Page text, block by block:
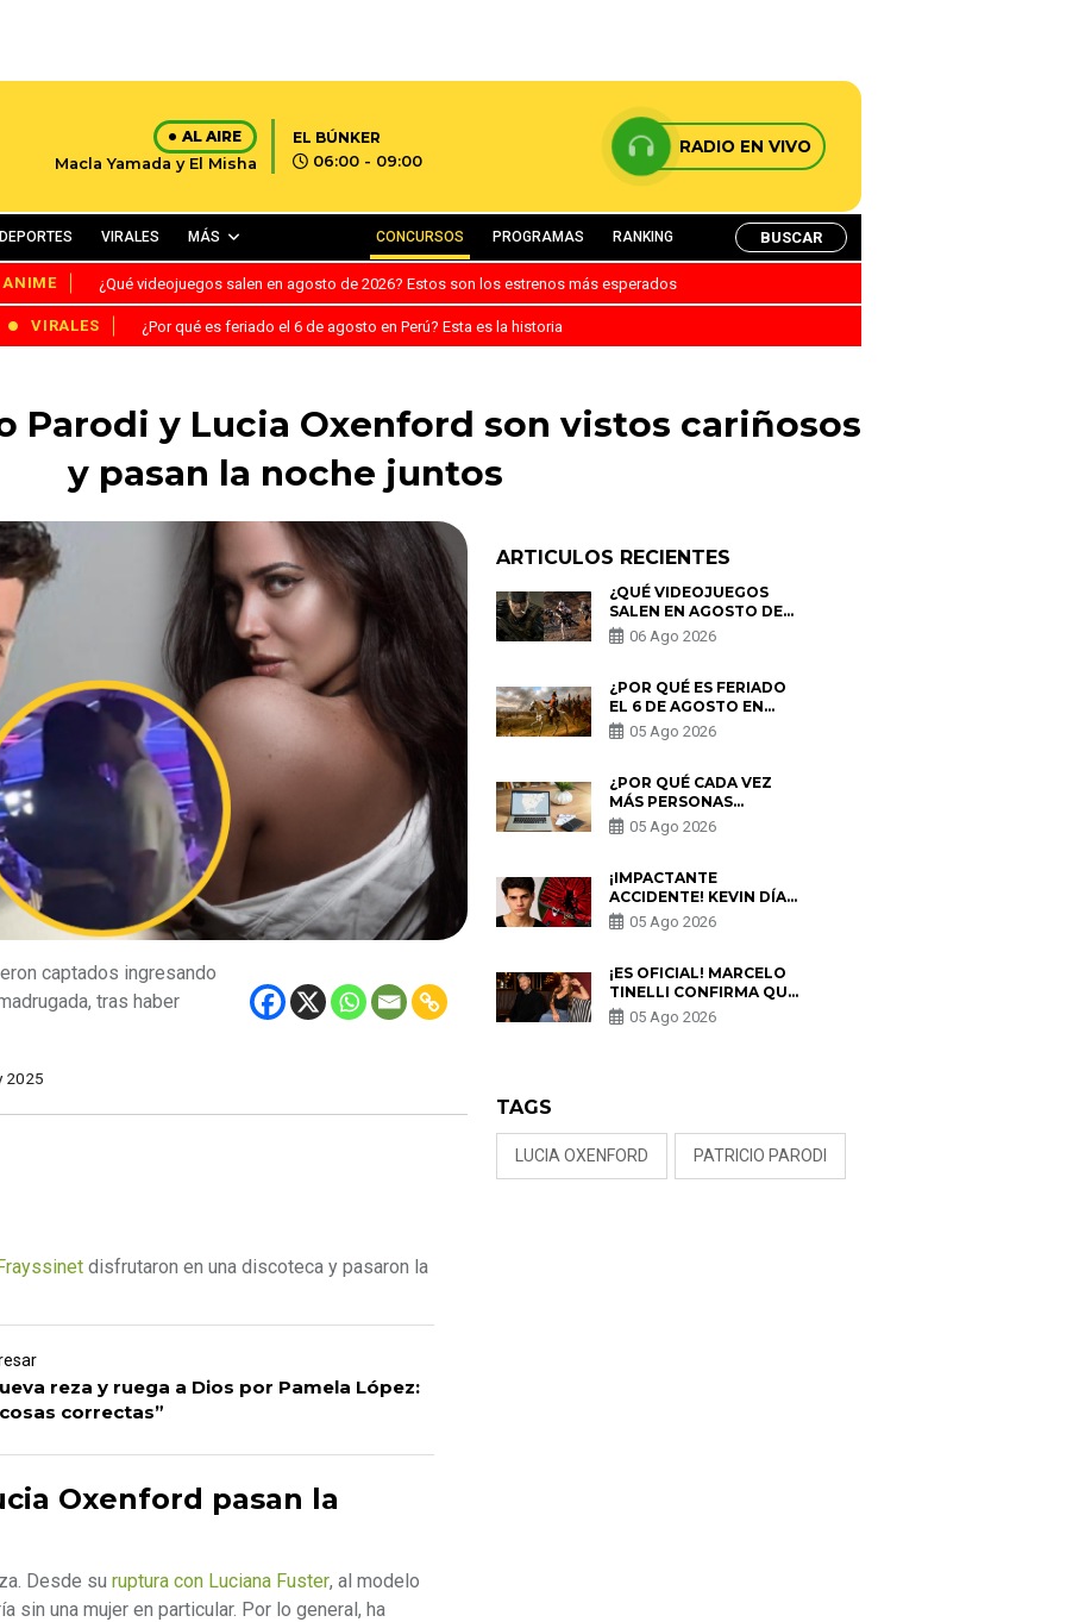
AL AIRE
Macla Yamada y El Misha
EL BÚNKER
06:00 - 09:00
RADIO EN VIVO
DEPORTES VIRALES MÁS CONCURSOS PROGRAMAS RANKING BUSCAR
ANIME ¿Qué videojuegos salen en agosto de 2026? Estos son los estrenos más esperados
VIRALES ¿Por qué es feriado el 6 de agosto en Perú? Esta es la historia
Parodi y Lucia Oxenford son vistos cariñosos
y pasan la noche juntos
captados ingresando
tras haber
2025
disfrutaron en una discoteca y pasaron la
reza y ruega a Dios por Pamela López:
correctas”
Oxenford pasan la
Desde su ruptura con Luciana Fuster, al modelo
sin una mujer en particular. Por lo general, ha
ARTICULOS RECIENTES
¿QUÉ VIDEOJUEGOS
SALEN EN AGOSTO DE
2026? ESTOS SON LOS
ESTRENOS MÁS
06 Ago 2026
¿POR QUÉ ES FERIADO
EL 6 DE AGOSTO EN
PERÚ? ESTA ES LA
HISTORIA
05 Ago 2026
¿POR QUÉ CADA VEZ
MÁS PERSONAS
UTILIZAN UNA VPN
PARA PROTEGER SU
05 Ago 2026
¡IMPACTANTE
ACCIDENTE! KEVIN DÍAZ
CAE DESDE OCHO
METROS EN “ESTO ES
PREOCUPACIÓN
05 Ago 2026
¡ES OFICIAL! MARCELO
TINELLI CONFIRMA QUE
REGRESÓ CON MILETT
FIGUEROA: “EL AMOR
05 Ago 2026
TAGS
LUCIA OXENFORD PATRICIO PARODI